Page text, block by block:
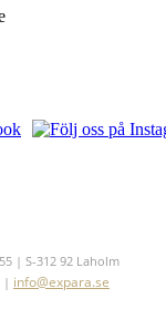
| S-312 92 Laholm
| info@expara.se